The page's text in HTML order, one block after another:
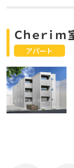
アパート
Ｃｈｅｒｉｍ